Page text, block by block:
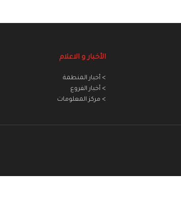
الأخبار و الاعلام
> أخبار المنطمة
> أخبار الفروع
> مركز المعلومات